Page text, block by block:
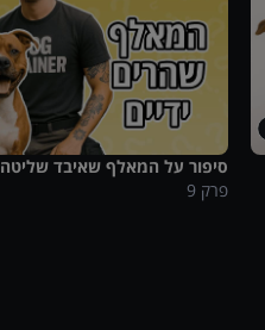
סיפור על המאלף שאיבד שליטה
פרק 9